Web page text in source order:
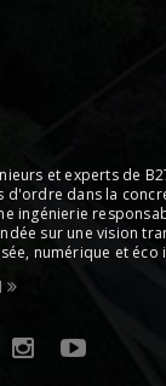
et experts de
d'ordre dans la
ingénierie
sur une vision
numérique et éco